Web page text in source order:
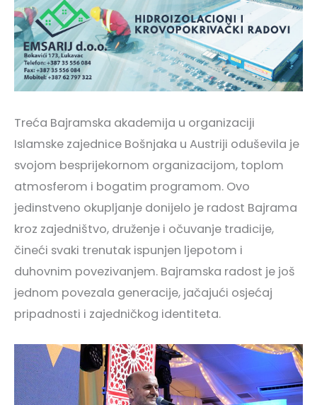
Treća Bajramska akademija u organizaciji
Islamske zajednice Bošnjaka u Austriji oduševila je
svojom besprijekornom organizacijom, toplom
atmosferom i bogatim programom. Ovo
jedinstveno okupljanje donijelo je radost Bajrama
kroz zajedništvo, druženje i očuvanje tradicije,
čineći svaki trenutak ispunjen ljepotom i
duhovnim povezivanjem. Bajramska radost je još
jednom povezala generacije, jačajući osjećaj
pripadnosti i zajedničkog identiteta.